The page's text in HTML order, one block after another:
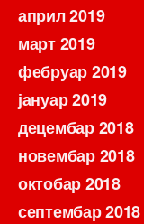
април 2019
март 2019
фебруар 2019
јануар 2019
децембар 2018
новембар 2018
октобар 2018
септембар 2018